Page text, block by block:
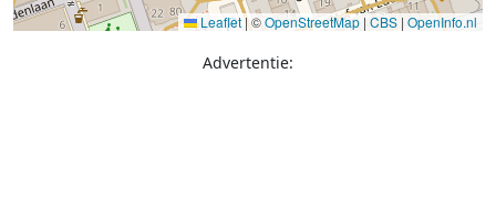
Leaflet|©OpenStreetMap | CBS | OpenInfo.nl
Advertentie: